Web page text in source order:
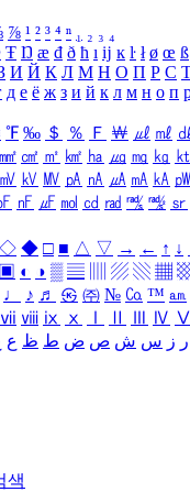
⅞ ¹ ² ³ ⁴ ⁿ ₁ ₂ ₃ ₄
Ŧ Ŋ æ đ ð ħ ı ĳ ĸ ŀ ł ø œ ß
И Й К Л М Н О П Р С
д е ё ж з и й к л м н о п
℉ ‰ ＄ ％ Ｆ ￦ ㎕ ㎖
㎟ ㎠ ㎡ ㎢ ㏊ ㎍ ㎎ ㎏ ㏏
㎷ ㎸ ㎹ ㎀ ㎁ ㎂ ㎃ ㎄ ㎺
㎋ ㎌ ㏖ ㏅ ㎭ ㎮ ㎯ ㏛
◇ ◆ □ ■ △ ▽ → ← ↑ ↓
▣ ◐ ◑ ▒ ▤ ▨ ▧ ▦
♩ ♪ ♬ ㉿ ㈜ № ㏇ ™ ㏂
ⅶ ⅷ ⅸ ⅹ Ⅳ Ⅴ
ر ز س ش ص ض ط ظ ع
색